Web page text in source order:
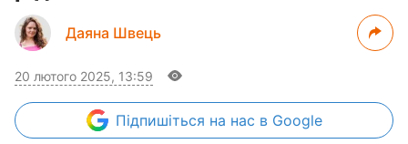
Даяна Швець
20 лютого 2025, 13:59
Підпишіться на нас в Google